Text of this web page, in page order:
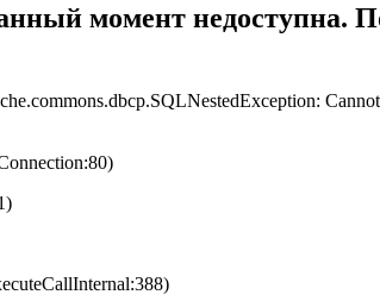
момент недоступна.